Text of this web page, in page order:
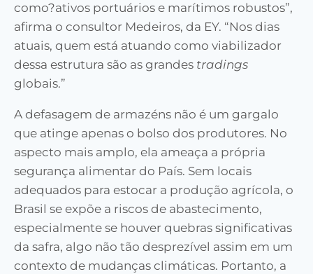
como?ativos portuários e marítimos robustos”,
afirma o consultor Medeiros, da EY. “Nos dias
atuais, quem está atuando como viabilizador
dessa estrutura são as grandes tradings
globais.”
A defasagem de armazéns não é um gargalo
que atinge apenas o bolso dos produtores. No
aspecto mais amplo, ela ameaça a própria
segurança alimentar do País. Sem locais
adequados para estocar a produção agrícola, o
Brasil se expõe a riscos de abastecimento,
especialmente se houver quebras significativas
da safra, algo não tão desprezível assim em um
contexto de mudanças climáticas. Portanto, a